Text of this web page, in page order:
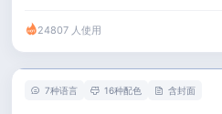
24807 人使用
7种语言 16种配色 含封面